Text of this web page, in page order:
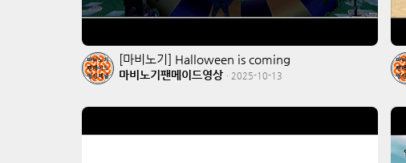
[마비노기] Halloween is coming
마비노기팬메이드영상 · 2025-10-13